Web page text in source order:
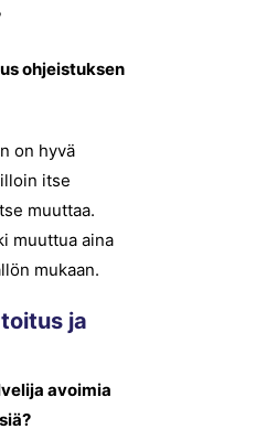
ohjeistuksen
on hyvä
itse
muuttaa.
muuttua aina
mukaan.
ja
avoimia